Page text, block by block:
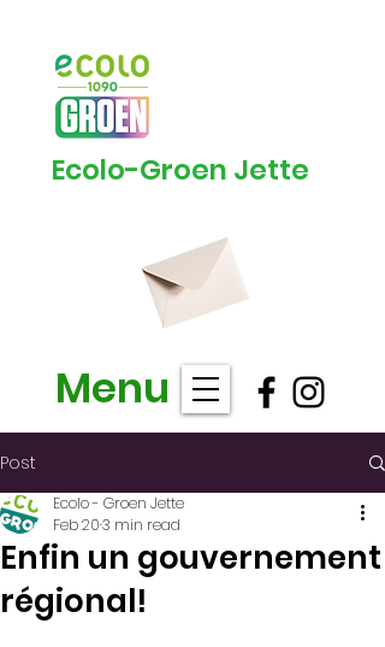
Ecolo-Groen Jette
Menu
Post
Enfin un gouvernement
régional!
Ecolo - Groen Jette
Feb 203 min read